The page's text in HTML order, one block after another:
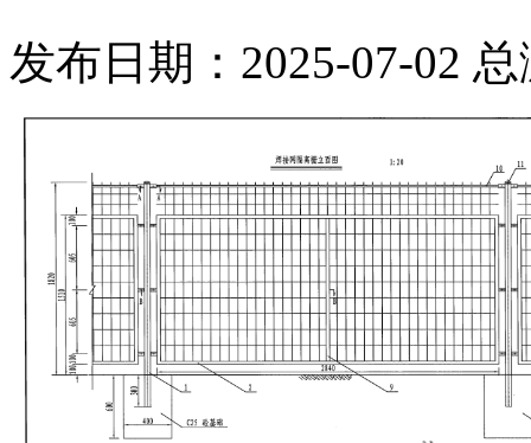
发布日期：2025-07-02